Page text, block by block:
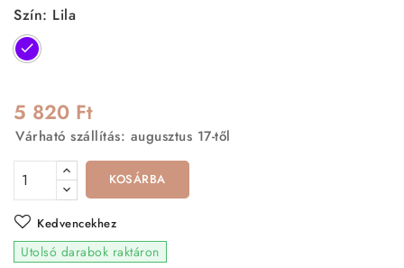
Szín: Lila
Lila
5 820 Ft
Várható szállítás: augusztus 17-től
KOSÁRBA
Kedvencekhez
Utolsó darabok raktáron